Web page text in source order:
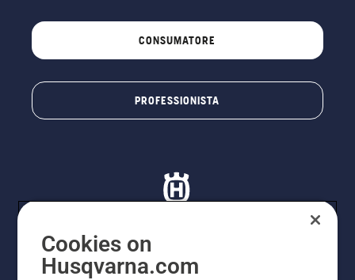
CONSUMATORE
PROFESSIONISTA
© Husqvarna AB (publ). Tutti i diritti riservati. I prezzi
Cookies on
Husqvarna.com